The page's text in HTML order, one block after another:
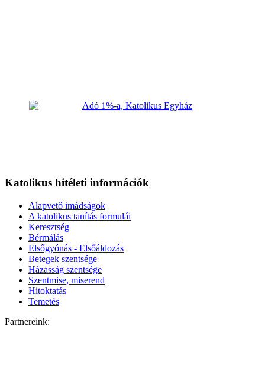
Katolikus hitéleti információk
Alapvető imádságok
A katolikus tanítás formulái
Keresztség
Bérmálás
Elsőgyónás - Elsőáldozás
Betegek szentsége
Házasság szentsége
Szentmise, miserend
Hitoktatás
Temetés
Partnereink: